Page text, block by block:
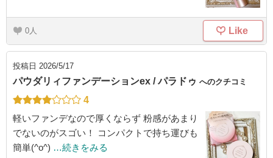
0 Like
投稿日 2026/5/17
パウダリィファンデーションex / パラドゥ へのクチコミ
4
軽いファンデなので厚くならず 粉感があまり
でないのがスゴい！ コンパクトで持ち運びも
簡単(^o^) …続きをみる